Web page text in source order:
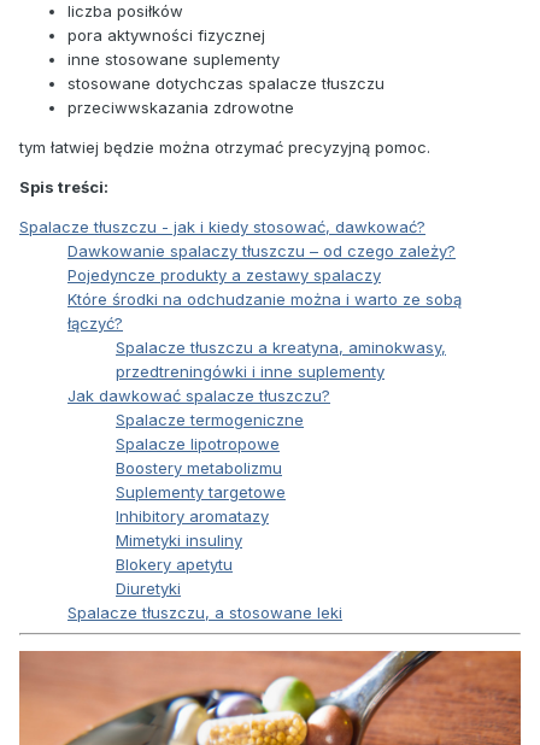
liczba posiłków
pora aktywności fizycznej
inne stosowane suplementy
stosowane dotychczas spalacze tłuszczu
przeciwwskazania zdrowotne
tym łatwiej będzie można otrzymać precyzyjną pomoc.
Spis treści:
Spalacze tłuszczu - jak i kiedy stosować, dawkować?
Dawkowanie spalaczy tłuszczu – od czego zależy?
Pojedyncze produkty a zestawy spalaczy
Które środki na odchudzanie można i warto ze sobą
łączyć?
Spalacze tłuszczu a kreatyna, aminokwasy,
przedtreningówki i inne suplementy
Jak dawkować spalacze tłuszczu?
Spalacze termogeniczne
Spalacze lipotropowe
Boostery metabolizmu
Suplementy targetowe
Inhibitory aromatazy
Mimetyki insuliny
Blokery apetytu
Diuretyki
Spalacze tłuszczu, a stosowane leki